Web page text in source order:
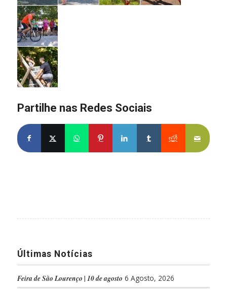
Partilhe nas Redes Sociais
Últimas Notícias
Feira de São Lourenço | 10 de agosto 6 Agosto, 2026